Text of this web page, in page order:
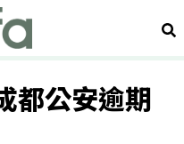
搜
都公安逾期